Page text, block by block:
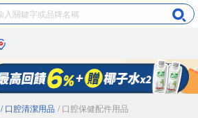
/ 口腔清潔用品 / 口腔保健配件用品